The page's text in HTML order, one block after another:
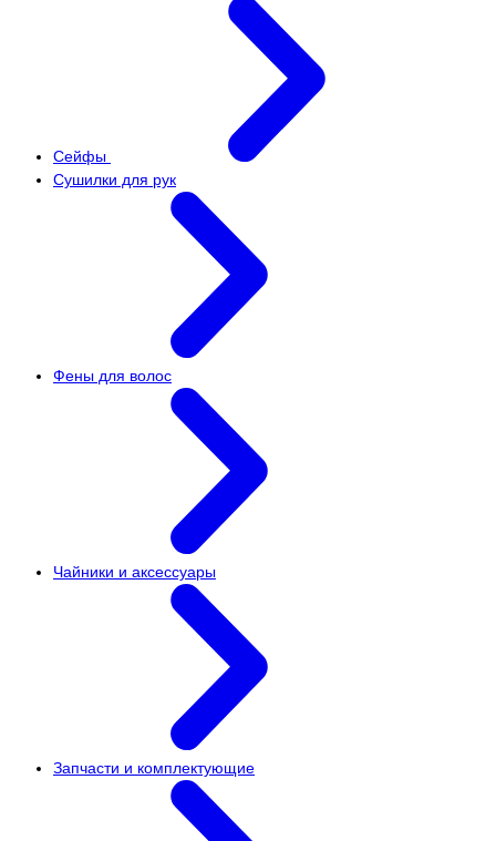
Сейфы
Сушилки для рук
Фены для волос
Чайники и аксессуары
Запчасти и комплектующие